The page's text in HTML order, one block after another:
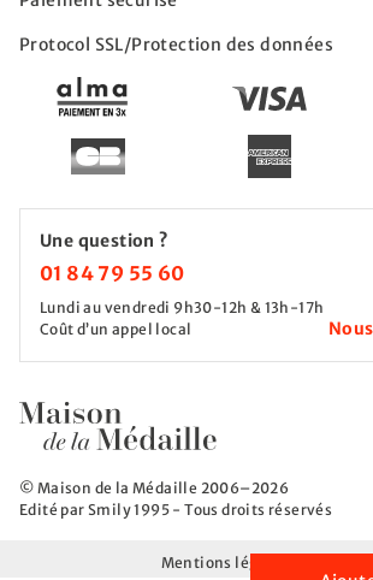
© Maison de la Médaille 2006–2026
Edité par Smily 1995 - Tous droits réservés
Protocol SSL/Protection des données
Une question ?
01 84 79 55 60
Lundi au vendredi 9h30-12h & 13h-17h
Coût d’un appel local
Mentions légales